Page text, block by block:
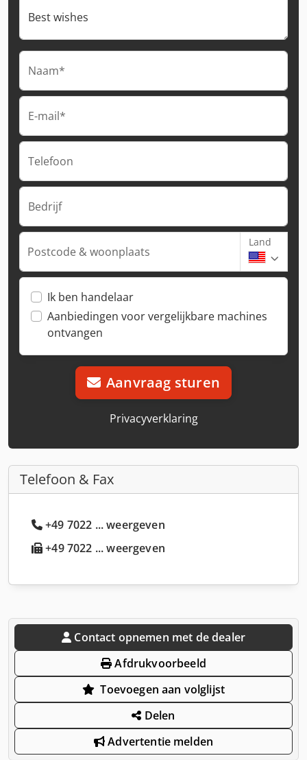
Naam*
E-mail*
Telefoon
Bedrijf
Postcode & woonplaats
Land
Ik ben handelaar
Aanbiedingen voor vergelijkbare machines
ontvangen
Aanvraag sturen
Privacyverklaring
Telefoon & Fax
+49 7022 ... weergeven
+49 7022 ... weergeven
Contact opnemen met de dealer
Afdrukvoorbeeld
Toevoegen aan volglijst
Delen
Advertentie melden